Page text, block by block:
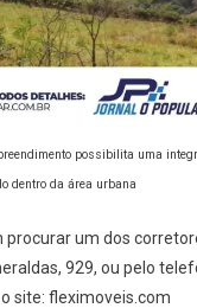
possibilita uma
dentro da área urbana
procurar um dos
929, ou pelo
site: fleximoveis.com